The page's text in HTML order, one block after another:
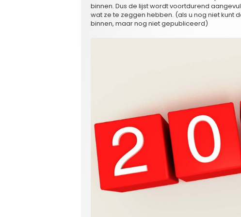
binnen. Dus de lijst wordt voortdurend
wat ze te zeggen hebben. (als u nog niet kunt
binnen, maar nog niet gepubliceerd)